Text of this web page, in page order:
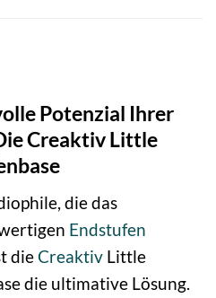
Potenzial Ihrer
Creaktiv Little
die das
Endstufen
dieCreaktiv Little
die ultimative Lösung.